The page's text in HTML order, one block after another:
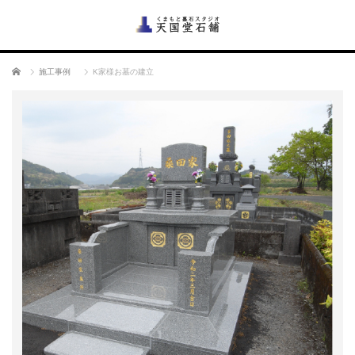
ホーム 施工事例 K家様お墓の建立